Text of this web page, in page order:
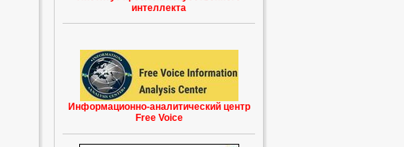
интеллекта
Информационно-аналитический центр
Free Voice